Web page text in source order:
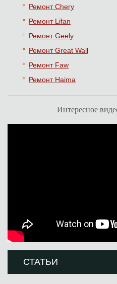
Ремонт Chery
Ремонт Lifan
Ремонт Geely
Ремонт Great Wall
Ремонт Faw
Ремонт Haima
Интересное
СТАТЬИ